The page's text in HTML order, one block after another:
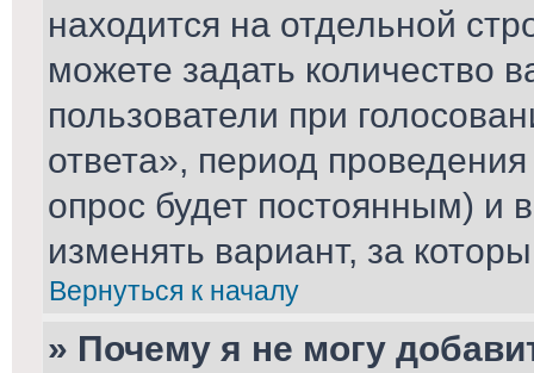
находится на отдельной
можете задать количество
пользователи при
ответа», период
опрос будет постоянным) и
изменять вариант, за
Вернуться к началу
» Почему я не могу